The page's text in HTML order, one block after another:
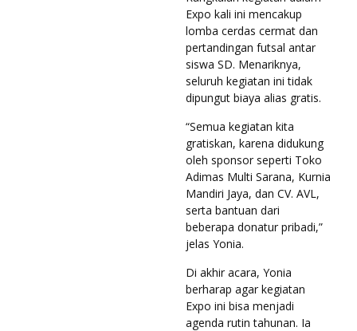
Expo kali ini mencakup
lomba cerdas cermat dan
pertandingan futsal antar
siswa SD. Menariknya,
seluruh kegiatan ini tidak
dipungut biaya alias gratis.
“Semua kegiatan kita
gratiskan, karena didukung
oleh sponsor seperti Toko
Adimas Multi Sarana, Kurnia
Mandiri Jaya, dan CV. AVL,
serta bantuan dari
beberapa donatur pribadi,”
jelas Yonia.
Di akhir acara, Yonia
berharap agar kegiatan
Expo ini bisa menjadi
agenda rutin tahunan. Ia